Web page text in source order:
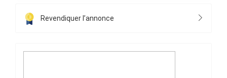
Revendiquer l’annonce